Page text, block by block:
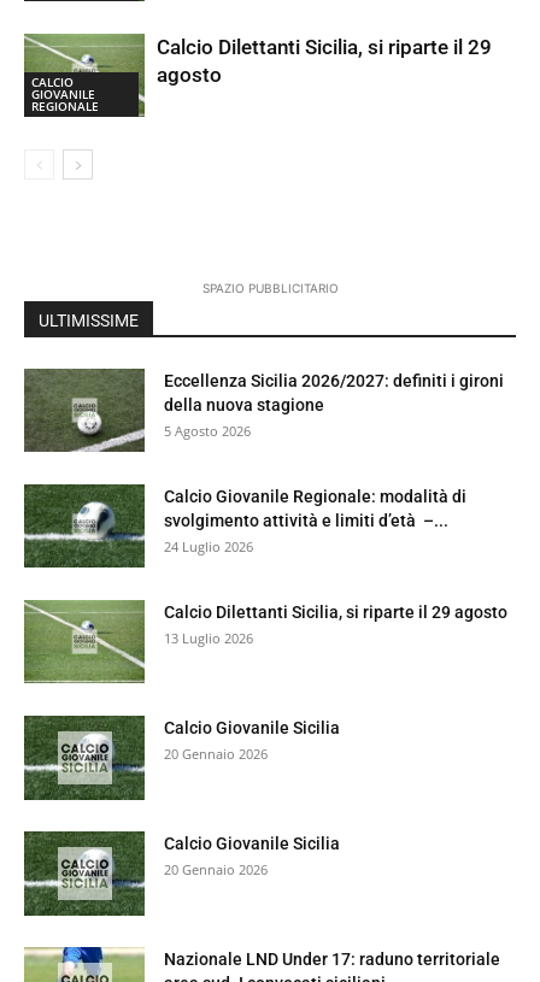
CALCIO
GIOVANILE
REGIONALE
Calcio Dilettanti Sicilia, si riparte il 29
agosto
SPAZIO PUBBLICITARIO
ULTIMISSIME
Eccellenza Sicilia 2026/2027: definiti i gironi
della nuova stagione
5 Agosto 2026
Calcio Giovanile Regionale: modalità di
svolgimento attività e limiti d’età –...
24 Luglio 2026
Calcio Dilettanti Sicilia, si riparte il 29 agosto
13 Luglio 2026
Calcio Giovanile Sicilia
20 Gennaio 2026
Calcio Giovanile Sicilia
20 Gennaio 2026
Nazionale LND Under 17: raduno territoriale